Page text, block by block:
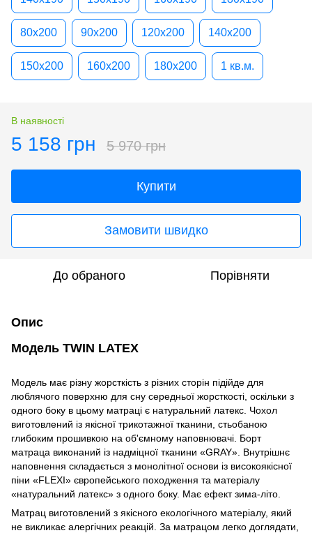
80х200 90х200 120х200 140х200
150х200 160х200 180х200 1 кв.м.
В наявності
5 158 грн 5 970 грн
Купити
Замовити швидко
До обраного Порівняти
Опис
Модель ТWIN LATEX
Модель має різну жорсткість з різних сторін підійде для
люблячого поверхню для сну середньої жорсткості, оскільки з
одного боку в цьому матраці є натуральний латекс. Чохол
виготовлений із якісної трикотажної тканини, стьобаною
глибоким прошивкою на об'ємному наповнювачі. Борт
матраца виконаний із надміцної тканини «GRAY». Внутрішнє
наповнення складається з монолітної основи із високоякісної
піни «FLEXI» європейського походження та матеріалу
«натуральний латекс» з одного боку. Має ефект зима-літо.
Матрац виготовлений з якісного екологічного матеріалу, який
не викликає алергічних реакцій. За матрацом легко доглядати,